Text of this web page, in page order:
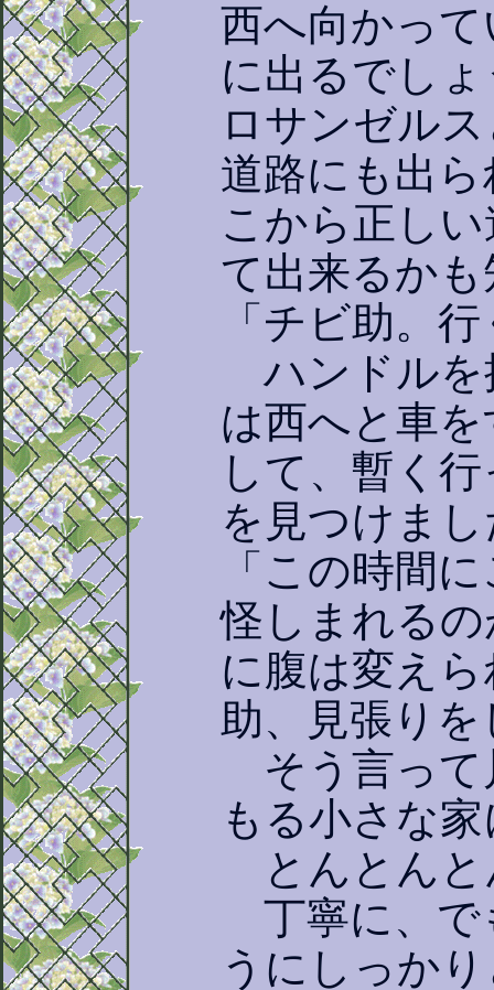
西へ向かっ
に出るでし
ロサンゼル
道路にも出
こから正し
て出来るか
「チビ助。
ハンドルを
は西へと車
して、暫く
を見つけま
「この時間
怪しまれる
に腹は変え
助、見張り
そう言って
もる小さな
とんとんと
丁寧に、で
うにしっか